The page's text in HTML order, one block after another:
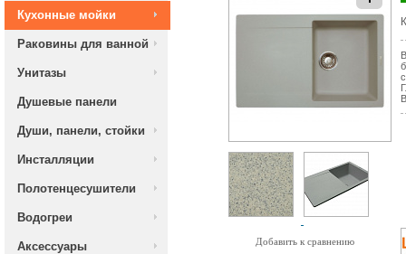
Кухонные мойки
Раковины для ванной
Унитазы
Душевые панели
Души, панели, стойки
Инсталляции
Полотенцесушители
Водогреи
Аксессуары Добавить к сравнению